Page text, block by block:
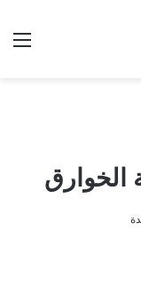
الخوارق